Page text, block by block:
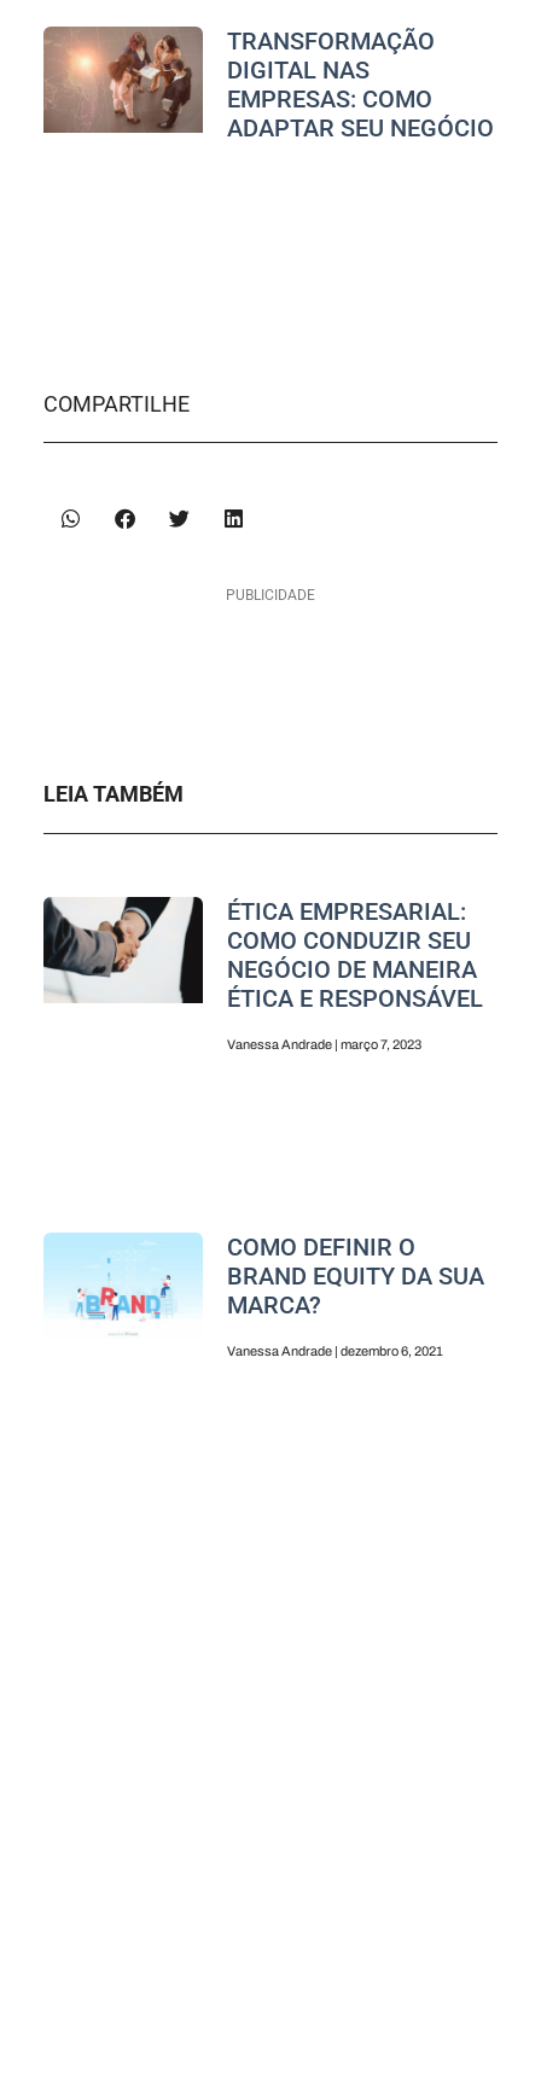
TRANSFORMAÇÃO
DIGITAL NAS
EMPRESAS: COMO
ADAPTAR SEU NEGÓCIO
COMPARTILHE
PUBLICIDADE
LEIA TAMBÉM
ÉTICA EMPRESARIAL:
COMO CONDUZIR SEU
NEGÓCIO DE MANEIRA
ÉTICA E RESPONSÁVEL
Vanessa Andrade março 7, 2023
COMO DEFINIR O
BRAND EQUITY DA SUA
MARCA?
Vanessa Andrade dezembro 6, 2021